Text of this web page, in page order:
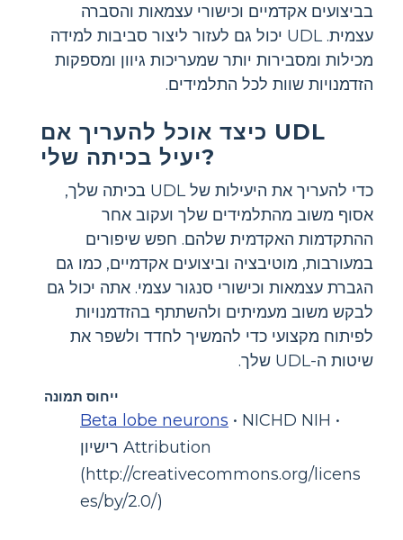
בביצועים אקדמיים וכישורי עצמאות והסברה
עצמית. UDL יכול גם לעזור ליצור סביבות למידה
מכילות ומסבירות יותר שמעריכות גיוון ומספקות
הזדמנויות שוות לכל התלמידים.
כיצד אוכל להעריך אם UDL
יעיל בכיתה שלי?
כדי להעריך את היעילות של UDL בכיתה שלך,
אסוף משוב מהתלמידים שלך ועקוב אחר
ההתקדמות האקדמית שלהם. חפש שיפורים
במעורבות, מוטיבציה וביצועים אקדמיים, כמו גם
הגברת עצמאות וכישורי סנגור עצמי. אתה יכול גם
לבקש משוב מעמיתים ולהשתתף בהזדמנויות
לפיתוח מקצועי כדי להמשיך לחדד ולשפר את
שיטות ה-UDL שלך.
ייחוס תמונה
Beta lobe neurons • NICHD NIH •
רישיון Attribution
(http://creativecommons.org/licens
es/by/2.0/)